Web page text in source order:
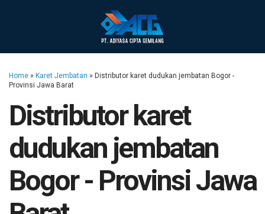
Home » Karet Jembatan » Distributor karet dudukan jembatan Bogor -
Provinsi Jawa Barat
Distributor karet
dudukan jembatan
Bogor - Provinsi Jawa